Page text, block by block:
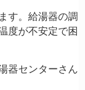
す。給湯器の調
度が不安定で困
器センターさん